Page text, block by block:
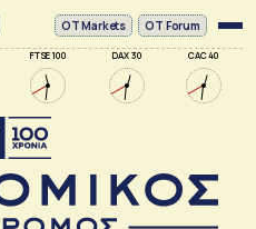
FTSE 100 DAX 30 CAC 40
ΟΤ Markets OT Forum